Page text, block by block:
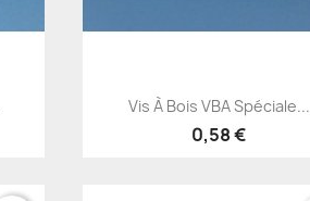
Aperçu rapide
Vis À Bois VBA Spéciale...
0,58 €